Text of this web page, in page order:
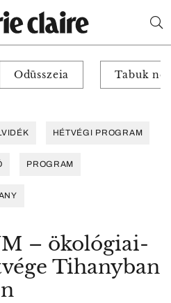
Odüsszeia Tabuk
HÉTVÉGI PROGRAM
PROGRAM
– ökológiai-
Tihanyban